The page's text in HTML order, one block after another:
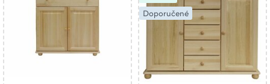
Doporučené